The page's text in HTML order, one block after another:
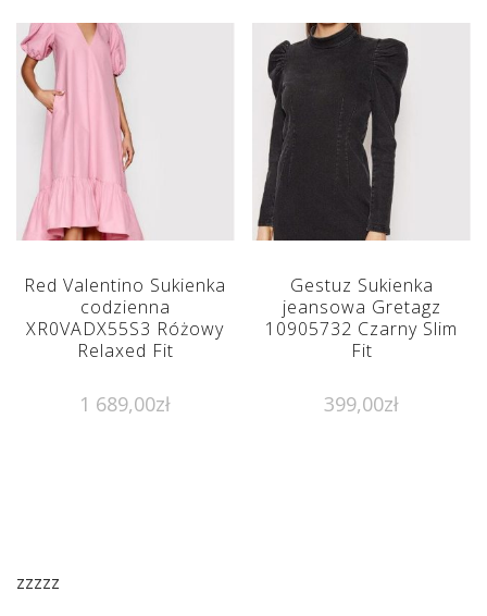
Red Valentino Sukienka
codzienna
XR0VADX55S3 Różowy
Relaxed Fit
1 689,00zł
Gestuz Sukienka
jeansowa Gretagz
10905732 Czarny Slim
Fit
399,00zł
zzzzz